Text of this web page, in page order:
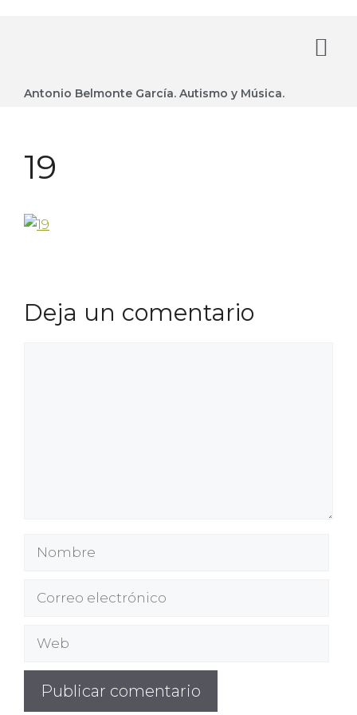
Antonio Belmonte García. Autismo y Música.
19
Deja un comentario